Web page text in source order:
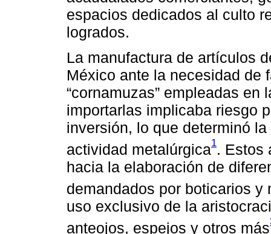
espacios dedicados al culto
logrados.
La manufactura de artículos
México ante la necesidad de
“cornamuzas” empleadas
importarlas implicaba riesgo
inversión, lo que determinó
actividad metalúrgica1. Estos
hacia la elaboración de
demandados por boticarios y
uso exclusivo de la
anteojos, espejos y otros más